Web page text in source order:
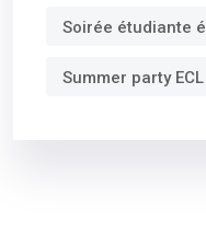
Soirée étudiante
Summer party ECL